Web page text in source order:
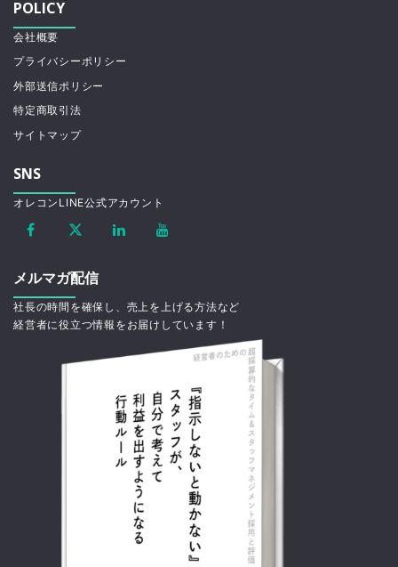
POLICY
会社概要
プライバシーポリシー
外部送信ポリシー
特定商取引法
サイトマップ
SNS
オレコンLINE公式アカウント
メルマガ配信
社長の時間を確保し、売上を上げる方法など
経営者に役立つ情報をお届けしています！